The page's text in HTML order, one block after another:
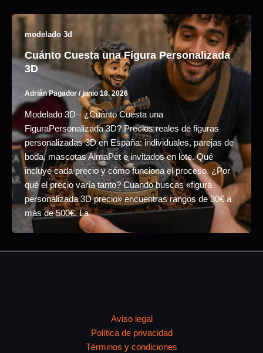
modelado 3d
Cuánto Cuesta una Figura Personalizada
3D
Adrián Pagador /junio 18, 2026
Modelado 3D·· ¿Cuánto Cuesta una
FiguraPersonalizada 3D? Precios reales de figuras
personalizadas 3D en España: individuales, parejas de
boda, mascotas AlmaPet e invitados en lote. Qué
incluye cada precio y cómo funciona el proceso. ¿Por
qué el precio varía tanto? Cuando buscas «figura
personalizada 3D precio» encuentras rangos de 30€ a
más de 500€. La
Aviso legal
Política de privacidad
Términos y condiciones